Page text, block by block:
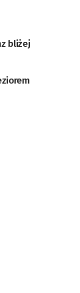
bliżej